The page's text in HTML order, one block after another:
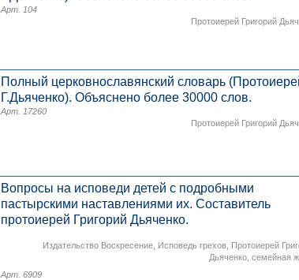
Протоиерей Григорий
Арт. 104
Полный церковнославянский словарь
Г.Дьяченко). Объяснено более 30000 слов.
Протоиерей Григорий
Арт. 17260
Вопросы на исповеди детей с подробными
пастырскими наставлениями их. Составитель
протоиерей Григорий Дьяченко.
Издательство Воскресение Исповедь грехов Протоиерей
Дьяченко ,семейная
Арт. 6909